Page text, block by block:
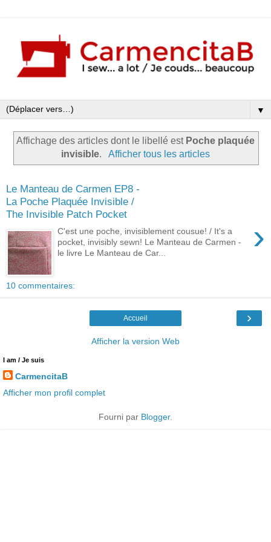
▼
Affichage des articles dont le libellé est Poche plaquée
invisible. Afficher tous les articles
Le Manteau de Carmen EP8 -
La Poche Plaquée Invisible /
The Invisible Patch Pocket
›
C'est une poche, invisiblement cousue! / It's a
pocket, invisibly sewn! Le Manteau de Carmen -
le livre Le Manteau de Car...
10 commentaires:
›
Accueil
Afficher la version Web
I am / Je suis
CarmencitaB
Afficher mon profil complet
Fourni par Blogger.